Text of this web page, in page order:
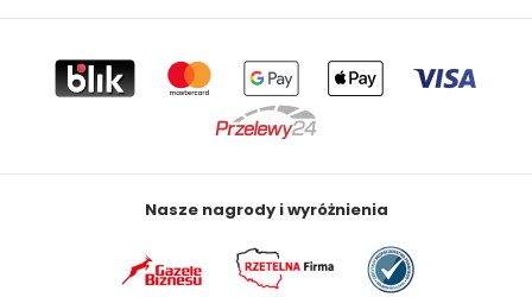
Nasze nagrody i wyróżnienia